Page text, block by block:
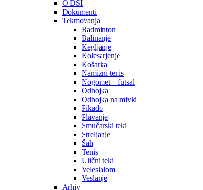
O DŠI
Dokumenti
Tekmovanja
Badminton
Balinanje
Kegljanje
Kolesarjenje
Košarka
Namizni tenis
Nogomet – futsal
Odbojka
Odbojka na mivki
Pikado
Plavanje
Smučarski teki
Streljanje
Šah
Tenis
Ulični teki
Veleslalom
Veslanje
Arhiv